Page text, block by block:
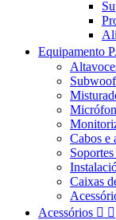
Equipamento
Cabos e
Caixas
Acessórios  